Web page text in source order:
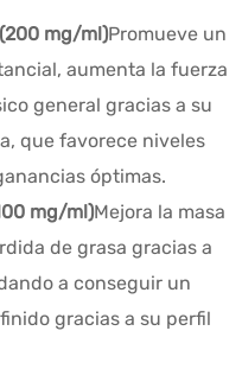
mg/ml)Promueve un
aumenta la fuerza
general gracias a su
que favorece niveles
óptimas.
mg/ml)Mejora la masa
de grasa gracias a
a conseguir un
gracias a su perfil